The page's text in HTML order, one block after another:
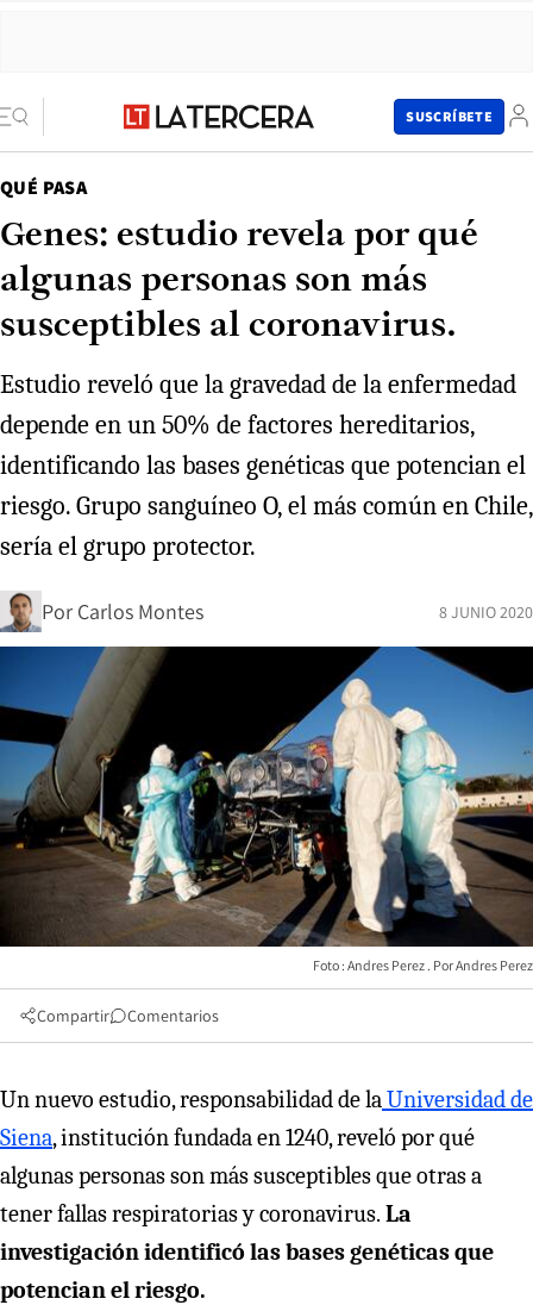
SUSCRÍBETE
QUÉ PASA
Genes: estudio revela por qué
algunas personas son más
susceptibles al coronavirus.
Estudio reveló que la gravedad de la enfermedad
depende en un 50% de factores hereditarios,
identificando las bases genéticas que potencian el
riesgo. Grupo sanguíneo O, el más común en Chile,
sería el grupo protector.
Por Carlos Montes 8 JUNIO 2020
Foto : Andres Perez Andres Perez
Compartir Comentarios
Un nuevo estudio, responsabilidad de laUniversidad de
Siena, institución fundada en 1240, reveló por qué
algunas personas son más susceptibles que otras a
tener fallas respiratorias y coronavirus. La
investigación identificó las bases genéticas que
potencian el riesgo.